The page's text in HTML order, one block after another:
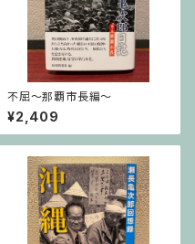
不屈〜那覇市長編〜
¥2,409